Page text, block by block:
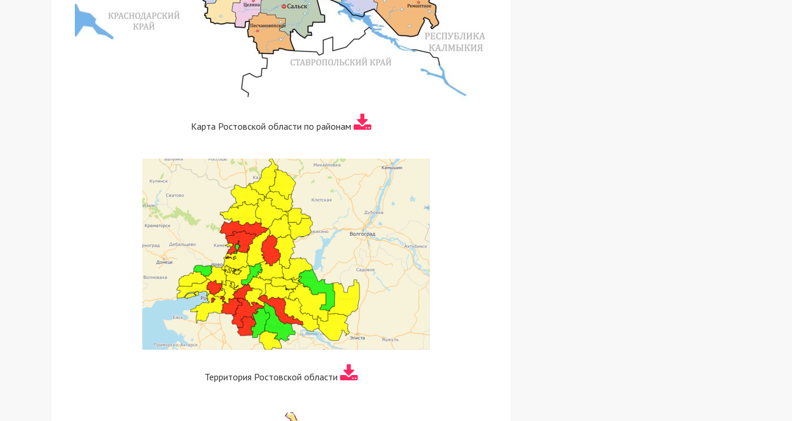
Карта Ростовской области по районам
Территория Ростовской области